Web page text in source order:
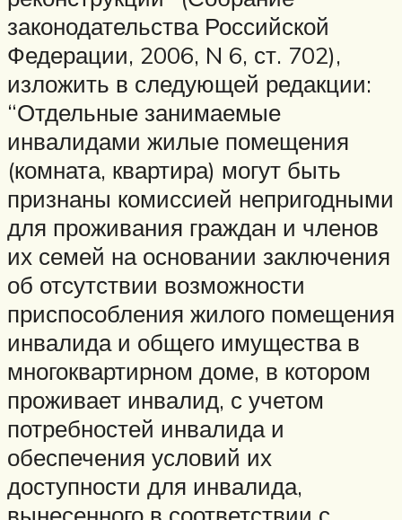
законодательства Российской
Федерации, 2006, N 6, ст. 702),
изложить в следующей редакции:
“Отдельные занимаемые
инвалидами жилые помещения
(комната, квартира) могут быть
признаны комиссией непригодными
для проживания граждан и членов
их семей на основании заключения
об отсутствии возможности
приспособления жилого помещения
инвалида и общего имущества в
многоквартирном доме, в котором
проживает инвалид, с учетом
потребностей инвалида и
обеспечения условий их
доступности для инвалида,